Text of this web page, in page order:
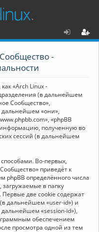
-
«Arch Linux -
(в дальнейшем
Сообщество»,
дальнейшем «они»,
«phpBB
информацию, полученную во
сессий (в дальнейшем
Во-первых,
приведёт к
phpBB определённого числа
в папку
две cookie содержат
дальнейшем «user-id») и
«session-id»),
обеспечением
просмотра одной из тем